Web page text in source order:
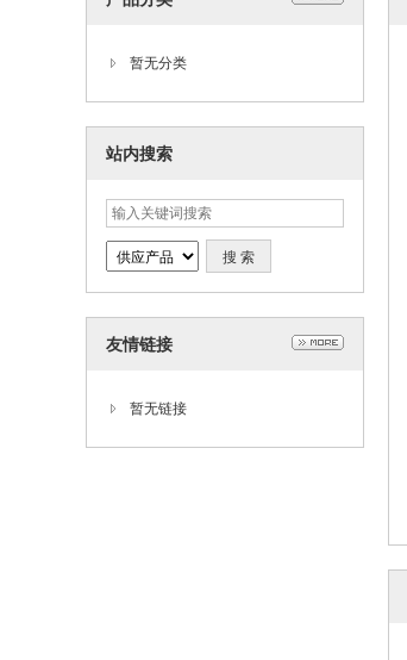
暂无分类
站内搜索
友情链接
暂无链接